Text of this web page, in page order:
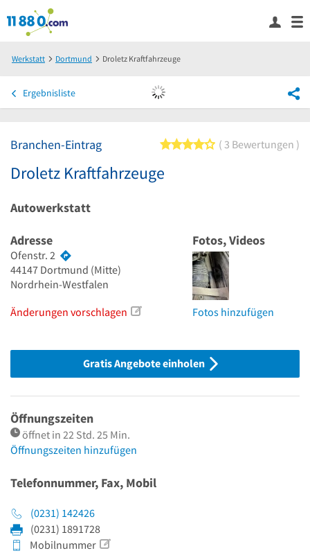
Werkstatt Dortmund Droletz Kraftfahrzeuge
Ergebnisliste
Branchen-Eintrag 4 von 5 Sternen
3 Bewertungen
Droletz Kraftfahrzeuge
Autowerkstatt
Adresse
Ofenstr. 2
44147 Dortmund (Mitte)
Nordrhein-Westfalen
Änderungen vorschlagen
Fotos, Videos
Fotos hinzufügen
Gratis Angebote einholen
Öffnungszeiten
öffnet in 22 Std. 25 Min.
Öffnungszeiten hinzufügen
Telefonnummer, Fax, Mobil
(0231) 142426
(0231) 1891728
Mobilnummer